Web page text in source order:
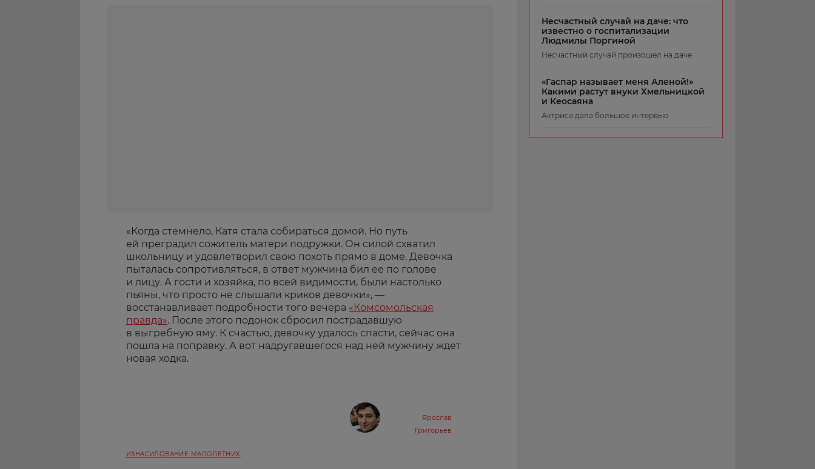
«Когда стемнело, Катя стала собираться домой. Но путь
ей преградил сожитель матери подружки. Он силой схватил
школьницу и удовлетворил свою похоть прямо в доме. Девочка
пыталась сопротивляться, в ответ мужчина бил ее по голове
и лицу. А гости и хозяйка, по всей видимости, были настолько
пьяны, что просто не слышали криков девочки», —
восстанавливает подробности того вечера «Комсомольская
правда». После этого подонок сбросил пострадавшую
в выгребную яму. К счастью, девочку удалось спасти, сейчас она
пошла на поправку. А вот надругавшегося над ней мужчину ждет
новая ходка.
Ярослав
Григорьев
ИЗНАСИЛОВАНИЕ МАЛОЛЕТНИХ
Несчастный случай на даче: что
известно о госпитализации
Людмилы Поргиной
Несчастный случай произошел на даче
«Гаспар называет меня Аленой!»
Какими растут внуки Хмельницкой
и Кеосаяна
Актриса дала большое интервью